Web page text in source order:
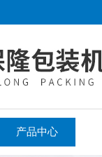
产品中心